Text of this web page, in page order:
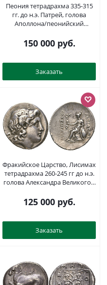
Пеония тетрадрахма 335-315
гг. до н.э. Патрей, голова
Аполлона/пеонийский
поверженного врага, 12,65 гр,
about extremely fine Paeonian
150 000руб.
Заказать
Фракийское Царство, Лисимах
тетрадрахма 260-245 гг до н.э.
голова Александра Великого с
Никефорос, 16,56 гр M?ller 344
серебро 10-020-73
125 000руб.
Заказать